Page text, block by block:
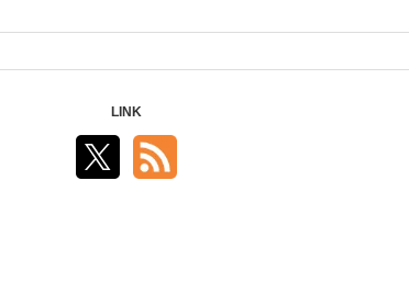
LINK